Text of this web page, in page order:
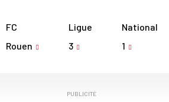
FC
Rouen
Ligue
3
National
1
PUBLICITÉ